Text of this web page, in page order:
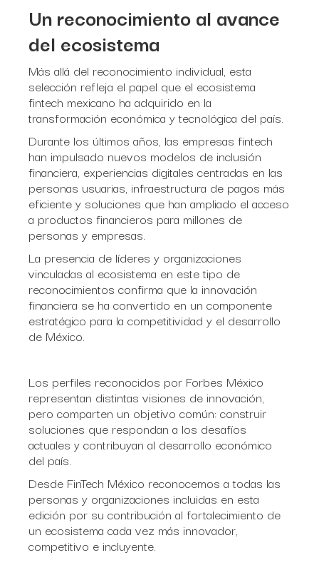
Un reconocimiento al avance
del ecosistema
Más allá del reconocimiento individual, esta
selección refleja el papel que el ecosistema
fintech mexicano ha adquirido en la
transformación económica y tecnológica del país.
Durante los últimos años, las empresas fintech
han impulsado nuevos modelos de inclusión
financiera, experiencias digitales centradas en las
personas usuarias, infraestructura de pagos más
eficiente y soluciones que han ampliado el acceso
a productos financieros para millones de
personas y empresas.
La presencia de líderes y organizaciones
vinculadas al ecosistema en este tipo de
reconocimientos confirma que la innovación
financiera se ha convertido en un componente
estratégico para la competitividad y el desarrollo
de México.
Los perfiles reconocidos por Forbes México
representan distintas visiones de innovación,
pero comparten un objetivo común: construir
soluciones que respondan a los desafíos
actuales y contribuyan al desarrollo económico
del país.
Desde FinTech México reconocemos a todas las
personas y organizaciones incluidas en esta
edición por su contribución al fortalecimiento de
un ecosistema cada vez más innovador,
competitivo e incluyente.